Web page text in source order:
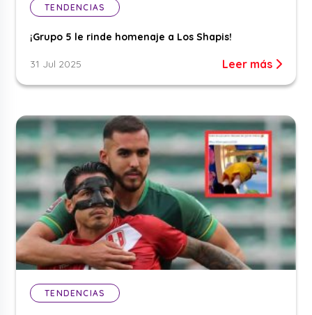
TENDENCIAS
¡Grupo 5 le rinde homenaje a Los Shapis!
31 Jul 2025 Leer más
TENDENCIAS